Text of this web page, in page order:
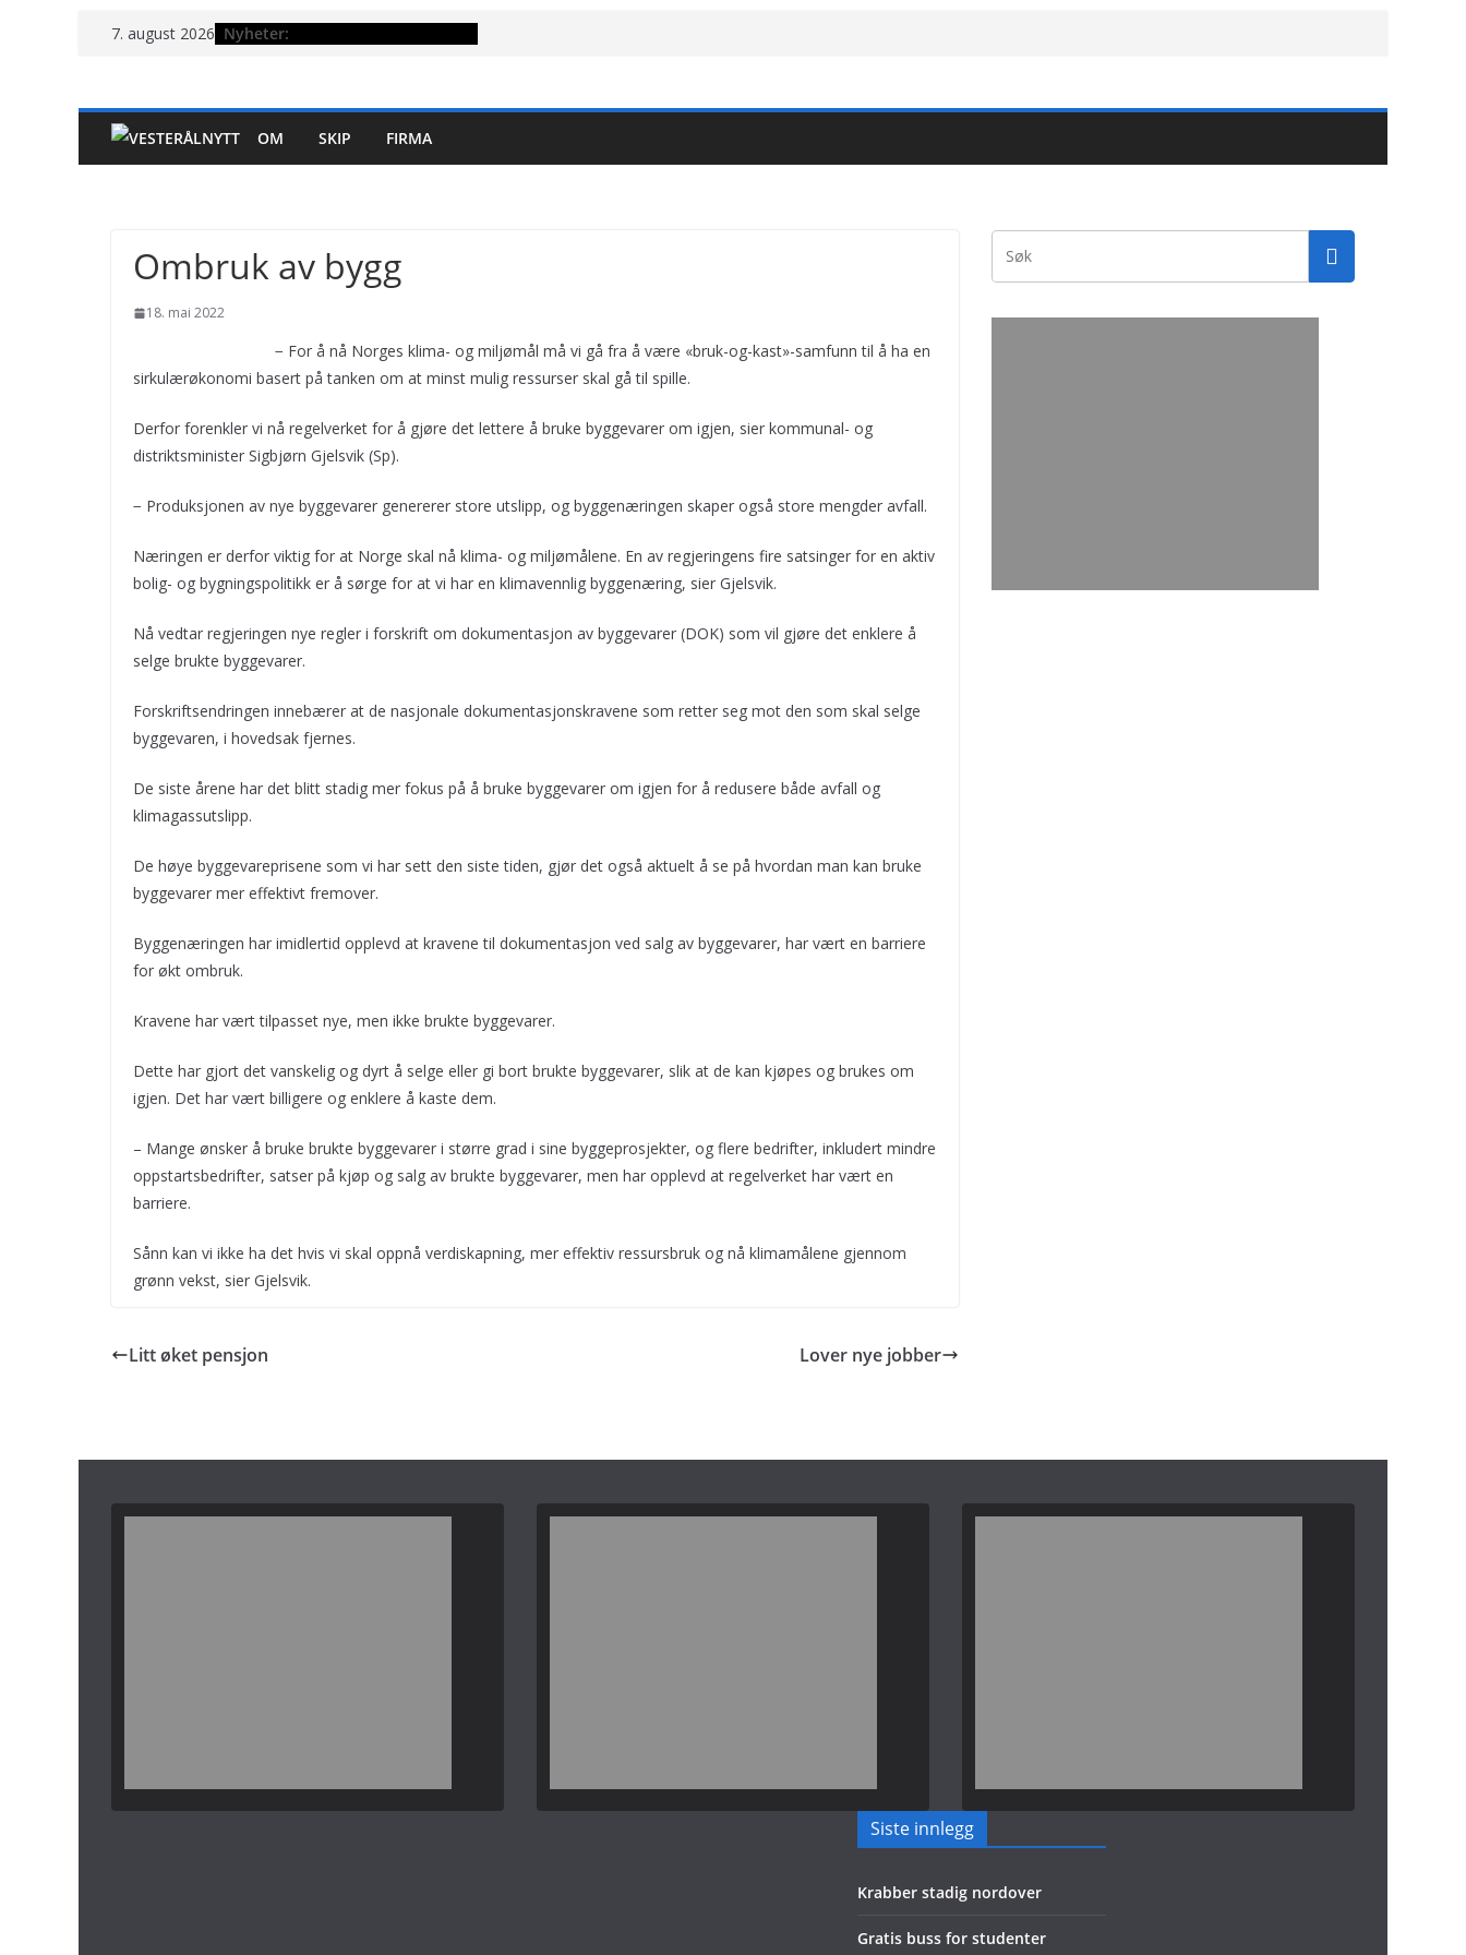
Hopp7. august 2026 Nyheter:
OM SKIP FIRMA
Ombruk av bygg
18. mai 2022
− For å nå Norges klima- og miljømål må vi gå fra å være «bruk-og-kast»-samfunn til å ha en
sirkulærøkonomi basert på tanken om at minst mulig ressurser skal gå til spille.
Derfor forenkler vi nå regelverket for å gjøre det lettere å bruke byggevarer om igjen, sier kommunal- og
distriktsminister Sigbjørn Gjelsvik (Sp).
− Produksjonen av nye byggevarer genererer store utslipp, og byggenæringen skaper også store mengder avfall.
Næringen er derfor viktig for at Norge skal nå klima- og miljømålene. En av regjeringens fire satsinger for en aktiv
bolig- og bygningspolitikk er å sørge for at vi har en klimavennlig byggenæring, sier Gjelsvik.
Nå vedtar regjeringen nye regler i forskrift om dokumentasjon av byggevarer (DOK) som vil gjøre det enklere å
selge brukte byggevarer.
Forskriftsendringen innebærer at de nasjonale dokumentasjonskravene som retter seg mot den som skal selge
byggevaren, i hovedsak fjernes.
De siste årene har det blitt stadig mer fokus på å bruke byggevarer om igjen for å redusere både avfall og
klimagassutslipp.
De høye byggevareprisene som vi har sett den siste tiden, gjør det også aktuelt å se på hvordan man kan bruke
byggevarer mer effektivt fremover.
Byggenæringen har imidlertid opplevd at kravene til dokumentasjon ved salg av byggevarer, har vært en barriere
for økt ombruk.
Kravene har vært tilpasset nye, men ikke brukte byggevarer.
Dette har gjort det vanskelig og dyrt å selge eller gi bort brukte byggevarer, slik at de kan kjøpes og brukes om
igjen. Det har vært billigere og enklere å kaste dem.
– Mange ønsker å bruke brukte byggevarer i større grad i sine byggeprosjekter, og flere bedrifter, inkludert mindre
oppstartsbedrifter, satser på kjøp og salg av brukte byggevarer, men har opplevd at regelverket har vært en
barriere.
Sånn kan vi ikke ha det hvis vi skal oppnå verdiskapning, mer effektiv ressursbruk og nå klimamålene gjennom
grønn vekst, sier Gjelsvik.
Litt øket pensjon Lover nye jobber
Siste innlegg
Krabber stadig nordover
Gratis buss for studenter